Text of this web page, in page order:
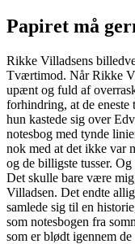
Papiret må
Rikke Villadsens
Tværtimod. Når Rikke
upænt og fuld af
forhindring, at de eneste
hun kastede sig over
notesbog med tynde
nok med at det ikke var
og de billigste tusser.
Det skulle bare være
Villadsen. Det endte
samlede sig til en
som notesbogen fra
som er blødt igennem